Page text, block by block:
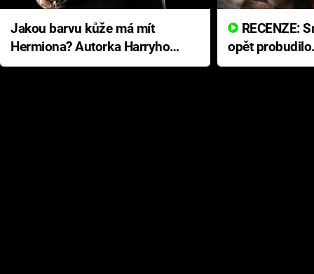
Jakou barvu kůže má mít
Hermiona? Autorka Harryho
Pottera přišla s ráznou
opět
přichází s